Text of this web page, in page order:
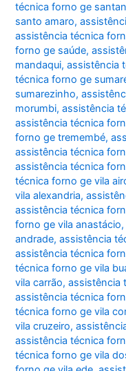
técnica forno ge
santo amaro,
assistência técnica
forno ge saúde,
mandaqui,assistência
técnica forno ge
sumarezinho,
morumbi,assistência
assistência técnica
forno ge tremembé,
assistência técnica
assistência técnica
técnica forno ge vila
vila alexandria,
assistência técnica
forno ge vila anastácio
andrade,assistência
assistência técnica
técnica forno ge vila
vila carrão,assistência
assistência técnica
técnica forno ge vila
vila cruzeiro,
assistência técnica
técnica forno ge vila